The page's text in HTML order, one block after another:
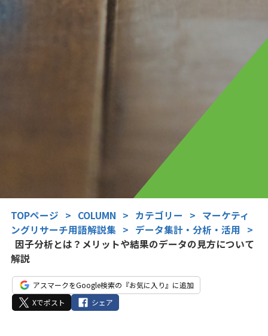
TOPページ > COLUMN > カテゴリー > マーケティ
ングリサーチ用語解説集 > データ集計・分析・活用
>
因子分析とは？メリットや結果のデータの見方について
解説
アスマークをGoogle検索の『お気に入り』に追加
Xでポスト
シェア